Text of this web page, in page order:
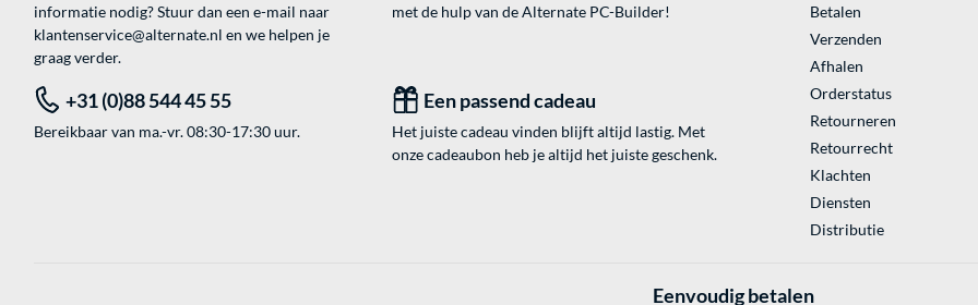
informatie nodig? Stuur dan een e-mail naar
klantenservice@alternate.nl en we helpen je
graag verder.
met de hulp van de Alternate PC-Builder!
+31 (0)88 544 45 55
Bereikbaar van ma.-vr. 08:30-17:30 uur.
Een passend cadeau
Het juiste cadeau vinden blijft altijd lastig. Met
onze cadeaubon heb je altijd het juiste geschenk.
Betalen
Verzenden
Afhalen
Orderstatus
Retourneren
Retourrecht
Klachten
Diensten
Distributie
Eenvoudig betalen